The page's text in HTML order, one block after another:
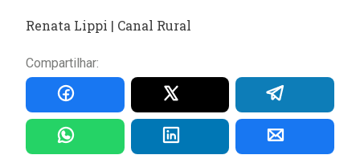
Renata Lippi | Canal Rural
Compartilhar: